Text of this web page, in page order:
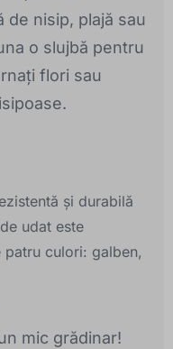
de nisip, plajă sau
o slujbă pentru
flori sau
și durabilă
udat este
culori: galben,
mic grădinar!